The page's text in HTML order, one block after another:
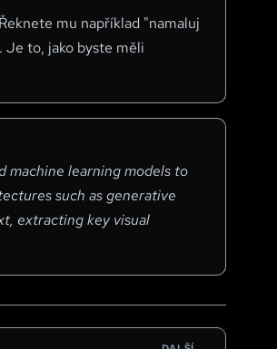
mu například "namaluj
Je to, jako byste měli
machine learning models to
such as generative
extracting key visual